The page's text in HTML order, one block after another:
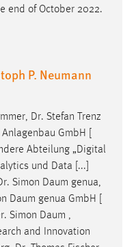
end of October 2022.
P. Neumann
Dr. Stefan Trenz
GmbH [
Abteilung „Digital
und Data [...]
Simon Daum genua,
Daum genua GmbH [
Simon Daum ,
and Innovation
anzuzeigen.